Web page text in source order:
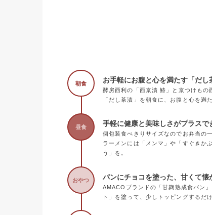
朝食 お手軽にお腹と心を満たす「だし
酵房西利の「西京漬 鰆」と京つけもの
「だし茶漬」を朝食に、お腹と心を満
昼食 手軽に健康と美味しさがプラスで
個包装食べきりサイズなのでお弁当の
ラーメンには「メンマ」や「すぐきか
う」を。
おやつ パンにチョコを塗った、甘くて
AMACOブランドの「甘麹熟成食パン
ト」を塗って、少しトッピングするだ